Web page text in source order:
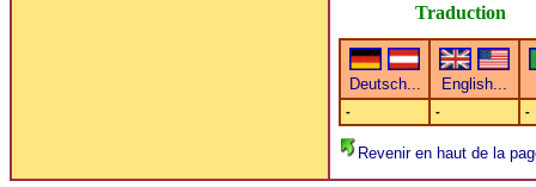
Traduction
- - -
Revenir en haut de la